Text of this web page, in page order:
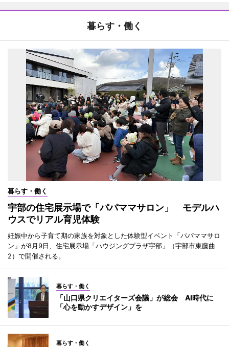
暮らす・働く
暮らす・働く
宇部の住宅展示場で「パパママサロン」 モデルハ
ウスでリアル育児体験
妊娠中から子育て期の家族を対象とした体験型イベント「パパママサロ
ン」が8月9日、住宅展示場「ハウジングプラザ宇部」（宇部市東藤曲
2）で開催される。
暮らす・働く
「山口県クリエイターズ会議」が総会 AI時代に
「心を動かすデザイン」を
暮らす・働く